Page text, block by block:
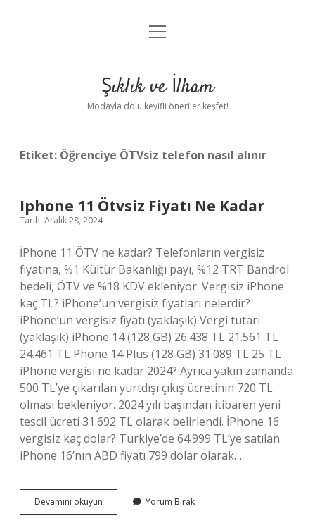
Anasayfa
Yasal Uyarı
menüyü
Şıklık ve İlham
Modayla dolu keyifli öneriler keşfet!
Etiket: Öğrenciye ÖTVsiz telefon nasıl alınır
Iphone 11 Ötvsiz Fiyatı Ne Kadar
Tarih: Aralık 28, 2024
İPhone 11 ÖTV ne kadar? Telefonların vergisiz
fiyatına, %1 Kültür Bakanlığı payı, %12 TRT Bandrol
bedeli, ÖTV ve %18 KDV ekleniyor. Vergisiz iPhone
kaç TL? iPhone’un vergisiz fiyatları nelerdir?
iPhone’un vergisiz fiyatı (yaklaşık) Vergi tutarı
(yaklaşık) iPhone 14 (128 GB) 26.438 TL 21.561 TL
24.461 TL Phone 14 Plus (128 GB) 31.089 TL 25 TL
iPhone vergisi ne kadar 2024? Ayrıca yakın zamanda
500 TL’ye çıkarılan yurtdışı çıkış ücretinin 720 TL
olması bekleniyor. 2024 yılı başından itibaren yeni
tescil ücreti 31.692 TL olarak belirlendi. İPhone 16
vergisiz kaç dolar? Türkiye’de 64.999 TL’ye satılan
iPhone 16’nın ABD fiyatı 799 dolar olarak…
Devamını okuyun
11
Yorum Bırak